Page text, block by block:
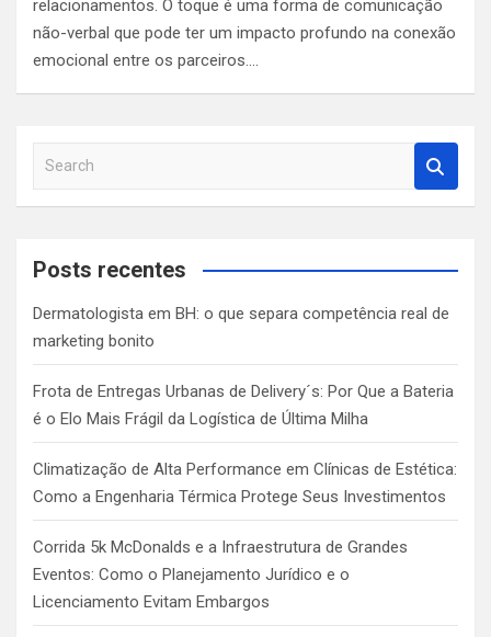
relacionamentos. O toque é uma forma de comunicação
não-verbal que pode ter um impacto profundo na conexão
emocional entre os parceiros.…
a
c
Posts recentes
Dermatologista em BH: o que separa competência real de
marketing bonito
Frota de Entregas Urbanas de Delivery´s: Por Que a Bateria
é o Elo Mais Frágil da Logística de Última Milha
Climatização de Alta Performance em Clínicas de Estética:
Como a Engenharia Térmica Protege Seus Investimentos
Corrida 5k McDonalds e a Infraestrutura de Grandes
Eventos: Como o Planejamento Jurídico e o
Licenciamento Evitam Embargos